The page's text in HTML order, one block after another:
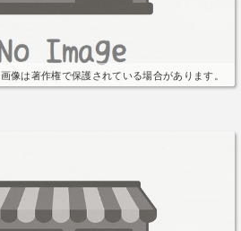
画像は著作権で保護されている場合があります。